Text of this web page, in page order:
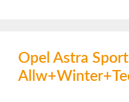
Opel Astra